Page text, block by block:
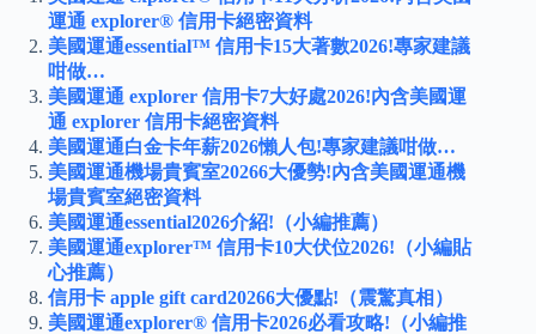
運通 explorer® 信用卡絕密資料
美國運通essential™ 信用卡15大著數2026!專家建議
咁做…
美國運通 explorer 信用卡7大好處2026!內含美國運
通 explorer 信用卡絕密資料
美國運通白金卡年薪2026懶人包!專家建議咁做…
美國運通機場貴賓室20266大優勢!內含美國運通機
場貴賓室絕密資料
美國運通essential2026介紹!（小編推薦）
美國運通explorer™ 信用卡10大伏位2026!（小編貼
心推薦）
信用卡 apple gift card20266大優點!（震驚真相）
美國運通explorer® 信用卡2026必看攻略!（小編推